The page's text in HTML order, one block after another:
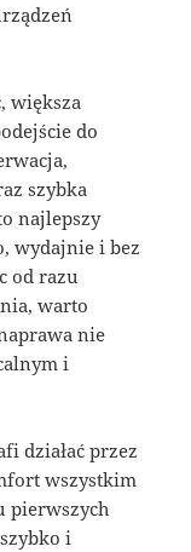
większa
do
szybka
najlepszy
wydajnie i bez
od razu
warto
nie
i
działać przez
wszystkim
pierwszych
i